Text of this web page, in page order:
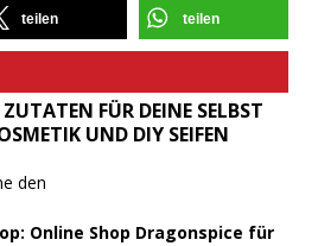
teilen teilen
FÜR DEINE SELBST
UND DIY SEIFEN
den
Online Shop Dragonspice für